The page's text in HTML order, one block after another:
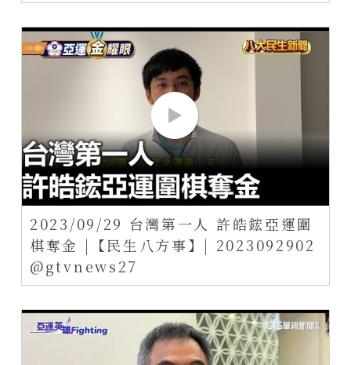
2023/09/29 台灣第一人 許皓鋐亞運圍
棋奪金 |【民生八方事】| 2023092902
@gtvnews27